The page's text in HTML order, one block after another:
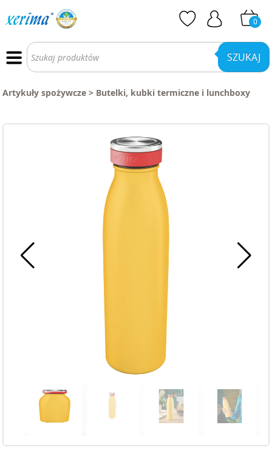
0
Wyszukiwarka
produktów SZUKAJ
Artykuły spożywcze > Butelki, kubki termiczne i lunchboxy